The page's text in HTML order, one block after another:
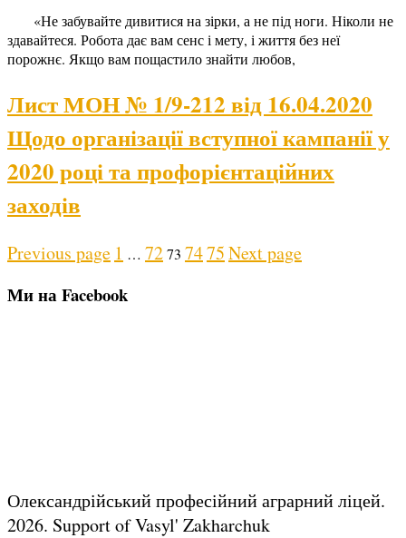
«Не забувайте дивитися на зірки, а не під ноги. Ніколи не
здавайтеся. Робота дає вам сенс і мету, і життя без неї
порожнє. Якщо вам пощастило знайти любов,
Лист МОН № 1/9-212 від 16.04.2020
Щодо організації вступної кампанії у
2020 році та профорієнтаційних
заходів
Posts
pagination
Previous page Page
1 … Page
72Page
73 Page
74Page
75Next page
Ми на Facebook
Олександрійський професійний аграрний ліцей.
2026. Support of Vasyl' Zakharchuk